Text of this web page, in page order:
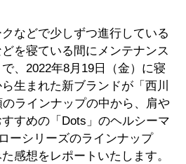
などで少しずつ進行している
を寝ている間にメンテナンス
、2022年8月19日（金）に寝
生まれた新ブランドが「西川
ラインナップの中から、肩や
すめの「Dots」のヘルシーマ
ーシリーズのラインナップ
感想をレポートいたします。